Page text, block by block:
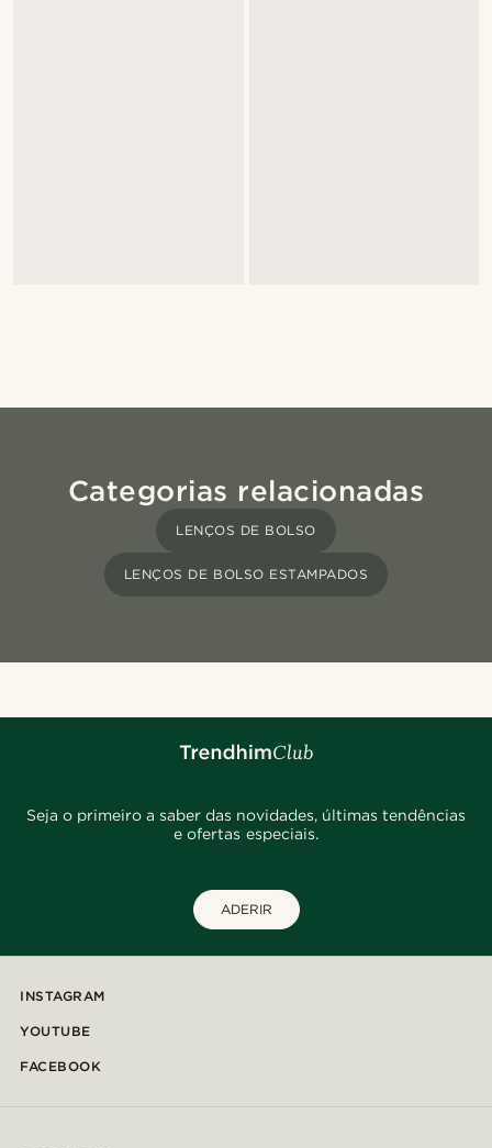
Categorias relacionadas
LENÇOS DE BOLSO
LENÇOS DE BOLSO ESTAMPADOS
Seja o primeiro a saber das novidades, últimas tendências
e ofertas especiais.
ADERIR
INSTAGRAM
YOUTUBE
FACEBOOK